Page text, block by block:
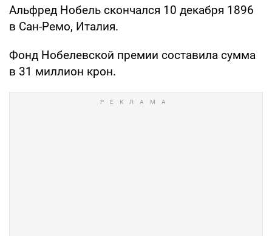
Альфред Нобель скончался 10 декабря 1896
в Сан-Ремо, Италия.
Фонд Нобелевской премии составила сумма
в 31 миллион крон.